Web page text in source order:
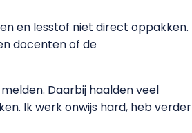
en lesstof niet direct oppakken.
docenten of de
Daarbij haalden veel
Ik werk onwijs hard, heb verder